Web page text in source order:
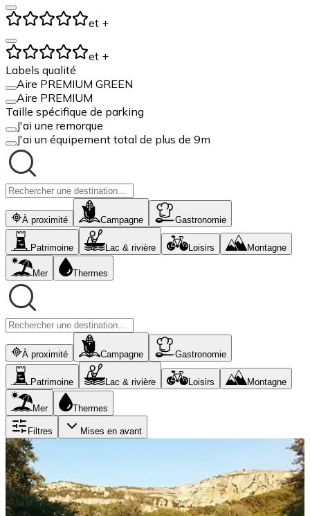
et +
et +
Labels qualité
Aire PREMIUM GREEN
Aire PREMIUM
Taille spécifique de parking
J'ai une remorque
J'ai un équipement total de plus de 9m
À proximité Campagne Gastronomie
Patrimoine Lac & rivière Loisirs Montagne
Mer Thermes
À proximité Campagne Gastronomie
Patrimoine Lac & rivière Loisirs Montagne
Mer Thermes
Filtres Mises en avant